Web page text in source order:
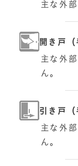
主な外
開き戸（
主な外
ん。
引き戸（
主な外
ん。